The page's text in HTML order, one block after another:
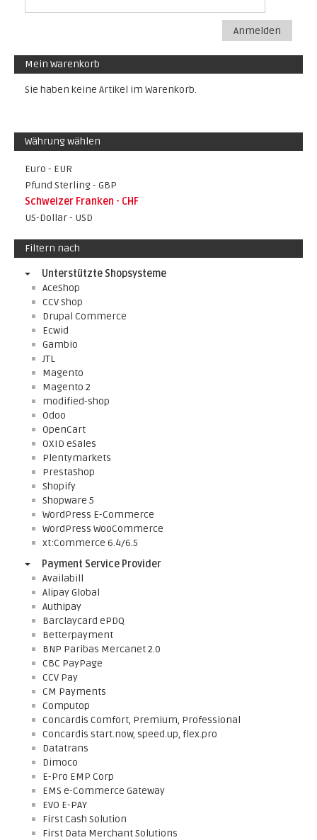
Anmelden
Mein Warenkorb
Sie haben keine Artikel im Warenkorb.
Währung wählen
Euro - EUR
Pfund Sterling - GBP
Schweizer Franken - CHF
US-Dollar - USD
Filtern nach
Unterstützte Shopsysteme
AceShop
CCV Shop
Drupal Commerce
Ecwid
Gambio
JTL
Magento
Magento 2
modified-shop
Odoo
OpenCart
OXID eSales
Plentymarkets
PrestaShop
Shopify
Shopware 5
WordPress E-Commerce
WordPress WooCommerce
xt:Commerce 6.4/6.5
Payment Service Provider
Availabill
Alipay Global
Authipay
Barclaycard ePDQ
Betterpayment
BNP Paribas Mercanet 2.0
CBC PayPage
CCV Pay
CM Payments
Computop
Concardis Comfort, Premium, Professional
Concardis start.now, speed.up, flex.pro
Datatrans
Dimoco
E-Pro EMP Corp
EMS e-Commerce Gateway
EVO E-PAY
First Cash Solution
First Data Merchant Solutions